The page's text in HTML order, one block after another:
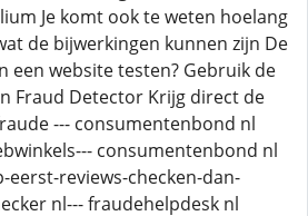
Je komt ook te weten hoelang
de bijwerkingen kunnen zijn De
een website testen? Gebruik de
Fraud Detector Krijg direct de
--- consumentenbond nl
consumentenbond nl
eerst-reviews-checken-dan-
nl--- fraudehelpdesk nl